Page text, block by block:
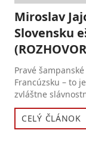
Miroslav
Slovensku
Pravé
Francúzsku – to
zvláštne
ví...
CELÝ ČLÁNOK